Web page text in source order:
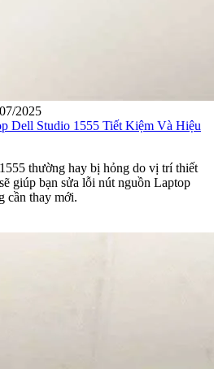
2025
Dell Studio 1555 Tiết Kiệm Và Hiệu
thường hay bị hỏng do vị trí thiết
giúp bạn sửa lỗi nút nguồn Laptop
cần thay mới.